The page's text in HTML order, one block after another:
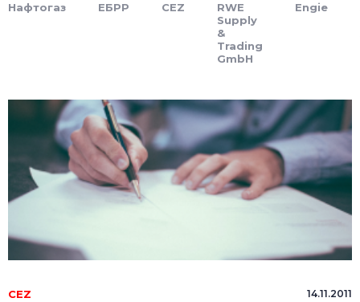
Нафтогаз ЕБРР CEZ
RWE
Supply
&
Trading
GmbH
Engie
CEZ 14.11.2011